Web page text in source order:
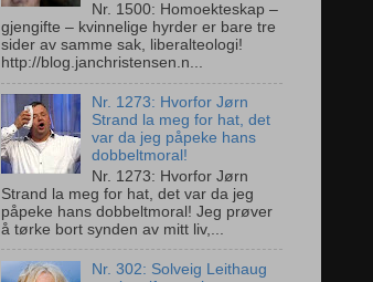
Nr. 1500: Homoekteskap –
gjengifte – kvinnelige hyrder er bare tre
sider av samme sak, liberalteologi!
http://blog.janchristensen.n...
Nr. 1273: Hvorfor Jørn
Strand la meg for hat, det
var da jeg påpeke hans
dobbeltmoral!
Nr. 1273: Hvorfor Jørn
Strand la meg for hat, det var da jeg
påpeke hans dobbeltmoral! Jeg prøver
å tørke bort synden av mitt liv,...
Nr. 302: Solveig Leithaug